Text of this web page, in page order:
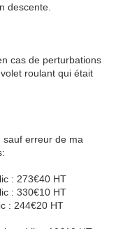
descente.
cas de perturbations
roulant qui était
sauf erreur de ma
: 273€40 HT
: 330€10 HT
: 244€20 HT